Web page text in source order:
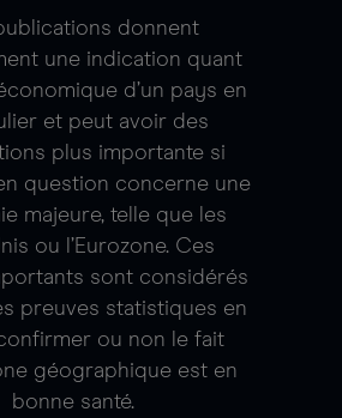
donnent
une indication quant
d’un pays en
et peut avoir des
plus importante si
en question concerne une
majeure, telle que les
ou l’Eurozone. Ces
sont considérés
preuves statistiques en
ou non le fait
géographique est en
bonne santé.